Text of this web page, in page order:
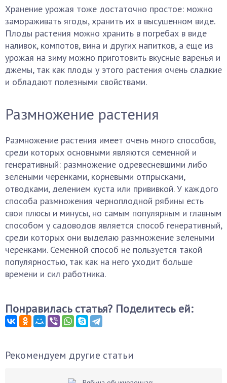
Хранение урожая тоже достаточно простое: можно
замораживать ягоды, хранить их в высушенном виде.
Плоды растения можно хранить в погребах в виде
наливок, компотов, вина и других напитков, а еще из
урожая на зиму можно приготовить вкусные варенья и
джемы, так как плоды у этого растения очень сладкие
и обладают полезными свойствами.
Размножение растения
Размножение растения имеет очень много способов,
среди которых основными являются семенной и
генеративный: размножение одревесневшими либо
зелеными черенками, корневыми отпрысками,
отводками, делением куста или прививкой. У каждого
способа размножения черноплодной рябины есть
свои плюсы и минусы, но самым популярным и главным
способом у садоводов является способ генеративный,
среди которых они выделаю размножение зелеными
черенками. Семенной способ не пользуется такой
популярностью, так как на него уходит больше
времени и сил работника.
Понравилась статья? Поделитесь ей:
Рекомендуем другие статьи